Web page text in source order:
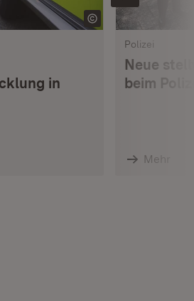
in
Polizei
Neue
beim
Mehr